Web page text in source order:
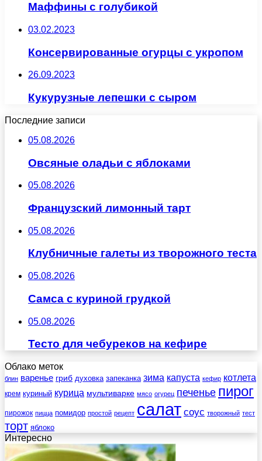
Маффины с голубикой
03.02.2023
Консервированные огурцы с укропом
26.09.2023
Кукурузные лепешки с сыром
Последние записи
05.08.2026
Овсяные оладьи с яблоками
05.08.2026
Французский лимонный тарт
05.08.2026
Клубничные галеты из творожного теста
05.08.2026
Самса с куриной грудкой
05.08.2026
Тесто для чебуреков на кефире
Облако меток
блин варенье гриб духовка запеканка зима капуста кефир котлета
крем куриный курица мультиварке мясо огурец печенье пирог
пирожок пицца помидор простой рецепт салат соус творожный тест
торт яблоко
Интересно